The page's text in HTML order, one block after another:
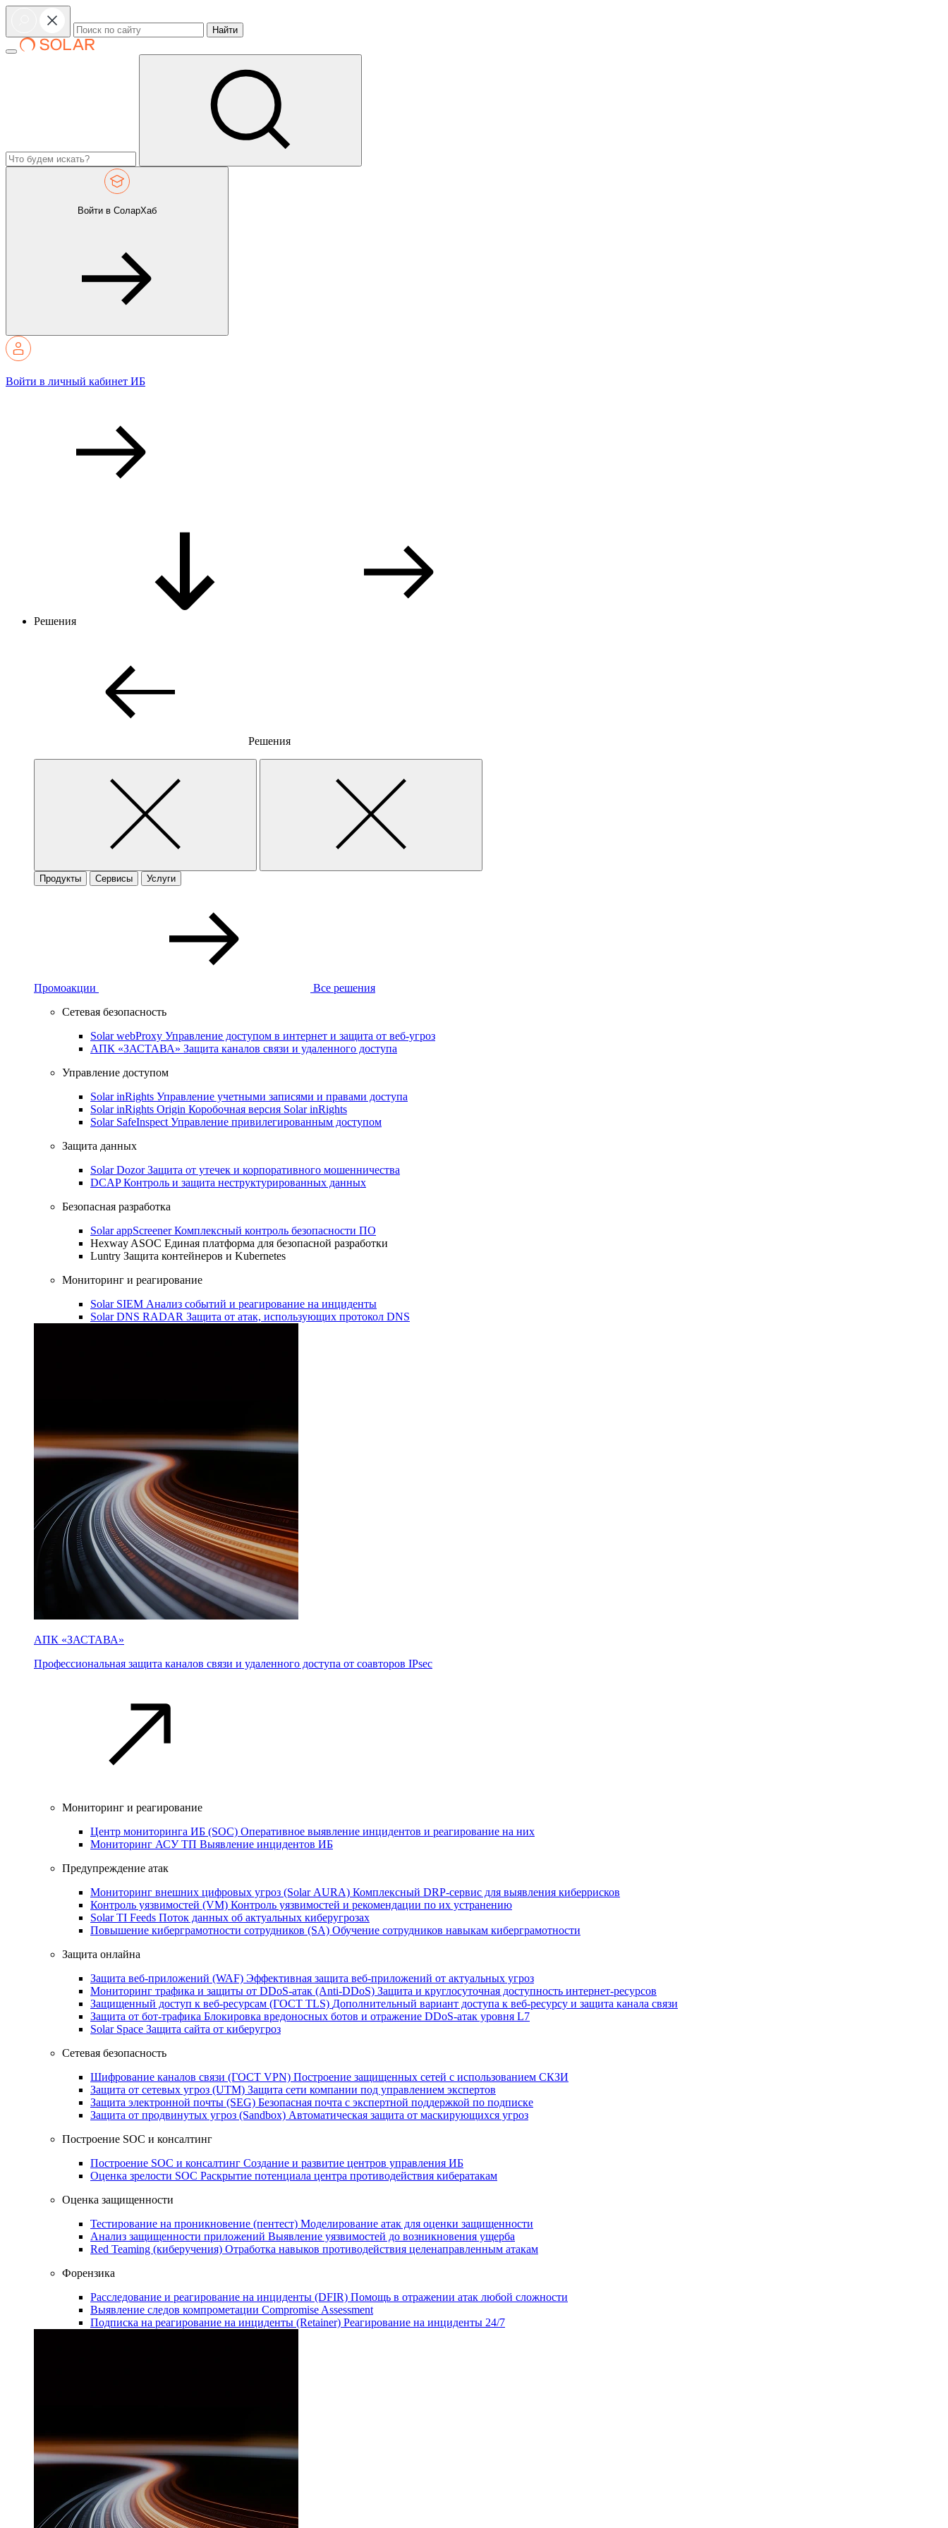
Найти
Войти в СоларХаб
Войти в личный кабинет ИБ
Решения
Решения
Продукты Сервисы Услуги
Промоакции
Все решения
Сетевая безопасность
Solar webProxy Управление доступом в интернет и защита от веб-угроз
АПК «ЗАСТАВА» Защита каналов связи и удаленного доступа
Управление доступом
Solar inRights Управление учетными записями и правами доступа
Solar inRights Origin Коробочная версия Solar inRights
Solar SafeInspect Управление привилегированным доступом
Защита данных
Solar DozorЗащита от утечек и корпоративного мошенничества
DCAPКонтроль и защита неструктурированных данных
Безопасная разработка
Solar appScreenerКомплексный контроль безопасности ПО
Hexway ASOC Единая платформа для безопасной разработки
Luntry Защита контейнеров и Kubernetes
Мониторинг и реагирование
Solar SIEM Анализ событий и реагирование на инциденты
Solar DNS RADAR Защита от атак, использующих протокол DNS
АПК «ЗАСТАВА»
Профессиональная защита каналов связи и удаленного доступа от соавторов IPsec
Мониторинг и реагирование
Центр мониторинга ИБ (SOC) Оперативное выявление инцидентов и реагирование на них
Мониторинг АСУ ТП Выявление инцидентов ИБ
Предупреждение атак
Мониторинг внешних цифровых угроз (Solar AURA) Комплексный DRP-сервис для выявления киберрисков
Контроль уязвимостей (VM) Контроль уязвимостей и рекомендации по их устранению
Solar TI Feeds Поток данных об актуальных киберугрозах
Повышение киберграмотности сотрудников (SA) Обучение сотрудников навыкам киберграмотности
Защита онлайна
Защита веб-приложений (WAF) Эффективная защита веб-приложений от актуальных угроз
Мониторинг трафика и защиты от DDoS‑атак (Anti‑DDoS) Защита и круглосуточная доступность интернет-ресурсов
Защищенный доступ к веб-ресурсам (ГОСТ TLS) Дополнительный вариант доступа к веб‑ресурсу и защита канала связи
Защита от бот‑трафика Блокировка вредоносных ботов и отражение DDoS‑атак уровня L7
Solar Space Защита сайта от киберугроз
Сетевая безопасность
Шифрование каналов связи (ГОСТ VPN) Построение защищенных сетей с использованием СКЗИ
Защита от сетевых угроз (UTM) Защита сети компании под управлением экспертов
Защита электронной почты (SEG) Безопасная почта с экспертной поддержкой по подписке
Защита от продвинутых угроз (Sandbox) Автоматическая защита от маскирующихся угроз
Построение SOC и консалтинг
Построение SOC и консалтинг Создание и развитие центров управления ИБ
Оценка зрелости SOC Раскрытие потенциала центра противодействия кибератакам
Оценка защищенности
Тестирование на проникновение (пентест) Моделирование атак для оценки защищенности
Анализ защищенности приложений Выявление уязвимостей до возникновения ущерба
Red Teaming (киберучения) Отработка навыков противодействия целенаправленным атакам
Форензика
Расследование и реагирование на инциденты (DFIR) Помощь в отражении атак любой сложности
Выявление следов компрометации Compromise Assessment
Подписка на реагирование на инциденты (Retainer) Реагирование на инциденты 24/7